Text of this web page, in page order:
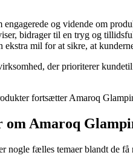
og vidende om
bidrager til en tryg og
mil for at sikre, at
der prioriterer
fortsætter Amaroq
om Amaroq
nogle fælles temaer blandt de